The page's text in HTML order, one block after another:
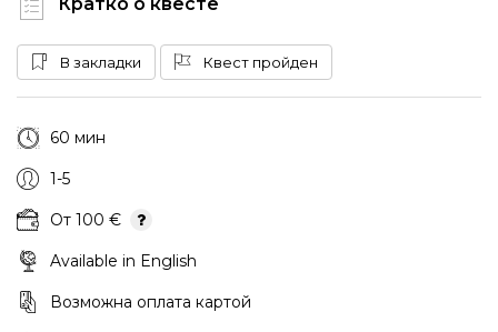
В закладки Квест пройден
60 мин
1-5
От 100 €
Available in English
Возможна оплата картой